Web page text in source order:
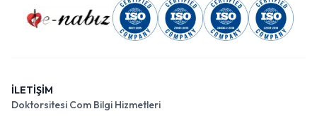
İLETİŞİM
Doktorsitesi Com Bilgi Hizmetleri